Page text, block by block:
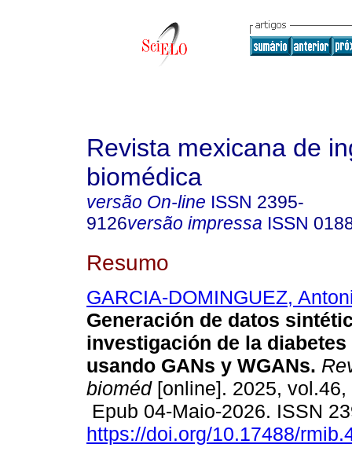
Revista mexicana de
biomédica
versão On-line ISSN 2395-
9126versão impressa ISSN
Resumo
GARCIA-DOMINGUEZ,
Generación de datos
investigación de la
usando GANs y WGANs.
bioméd[online]. 2025, vol.46,
Epub 04-Maio-2026. ISSN
https://doi.org/10.17488/